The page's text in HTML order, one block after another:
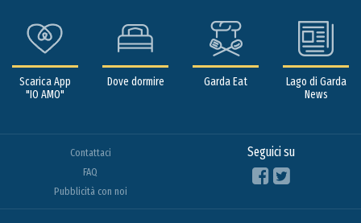
Scarica App
"IO AMO"
Dove dormire Garda Eat
Lago di Garda
News
Contattaci
FAQ
Pubblicità con noi
Seguici su